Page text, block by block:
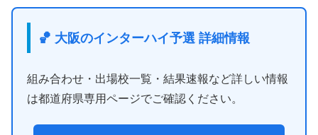
🏀 大阪のインターハイ予選 詳細情報
組み合わせ・出場校一覧・結果速報など詳しい情報
は都道府県専用ページでご確認ください。